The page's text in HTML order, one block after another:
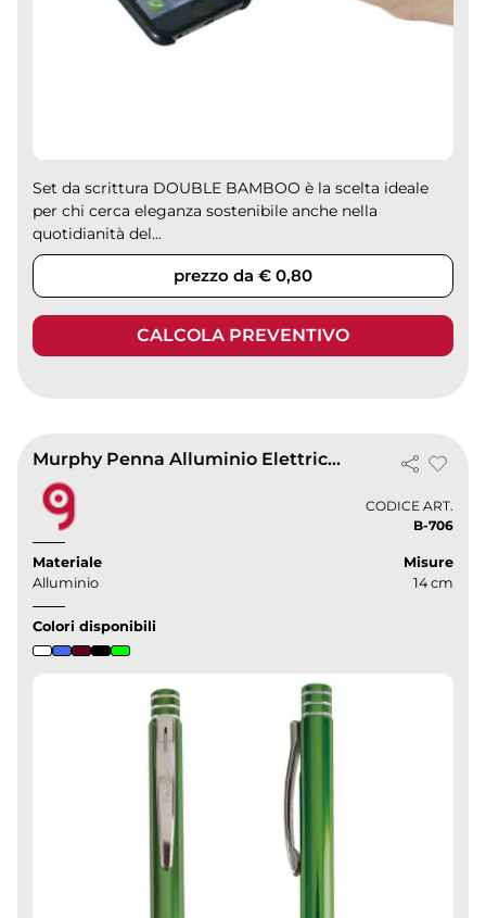
Set da scrittura DOUBLE BAMBOO è la scelta ideale
per chi cerca eleganza sostenibile anche nella
quotidianità del...
prezzo da € 0,80
CALCOLA PREVENTIVO
Murphy Penna Alluminio Elettrico con Custodia Scamosciata
CODICE ART.
B-706
Materiale
Alluminio
Misure
14 cm
Colori disponibili